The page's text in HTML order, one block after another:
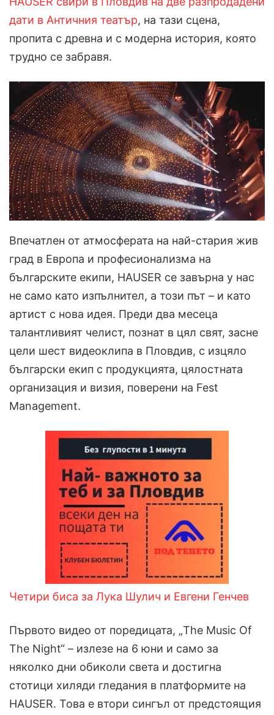
дати в Античния театър, на тази сцена,
пропита с древна и с модерна история, която
трудно се забравя.
Впечатлен от атмосферата на най-стария жив
град в Европа и професионализма на
българските екипи, HAUSER се завърна у нас
не само като изпълнител, а този път – и като
артист с нова идея. Преди два месеца
талантливият челист, познат в цял свят, засне
цели шест видеоклипа в Пловдив, с изцяло
български екип с продукцията, цялостната
организация и визия, поверени на Fest
Management.
Четири биса за Лука Шулич и Евгени Генчев
Първото видео от поредицата, „The Music Оf
Тhe Night“ – излезе на 6 юни и само за
няколко дни обиколи света и достигна
стотици хиляди гледания в платформите на
HAUSER. Това е втори сингъл от предстоящия